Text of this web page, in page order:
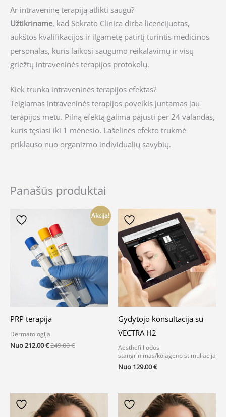
Ar intraveninę terapiją atlikti saugu?
Užtikriname, kad Sokrato Clinica dirba licencijuotas,
aukštos kvalifikacijos ir ilgametę patirtį turintis medicinos
personalas, kuris laikosi saugumo reikalavimų ir visų
griežtų intraveninės terapijos protokolų.
Kiek trunka intraveninės terapijos efektas?
Teigiamas intraveninės terapijos poveikis juntamas jau
terapijos metu. Pilną efektą galima pajusti per 24 valandas,
kuris tęsiasi iki 1 mėnesio. Lašelinės efekto trukmė
priklauso nuo organizmo individualių savybių.
Panašūs produktai
Akcija!
PRP terapija
Dermatologija
Nuo212.00€249.00€
Gydytojo konsultacija su
VECTRA H2
Aesthefill odos
stangrinimas/kolageno stimuliacija
Nuo 129.00€